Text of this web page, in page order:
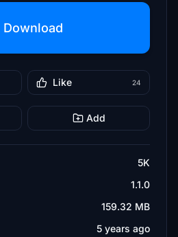
Download
Like 24
Add
5K
1.1.0
159.32 MB
5 years ago